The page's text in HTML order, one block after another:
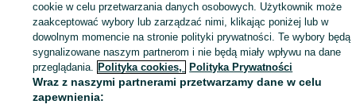
KATEGORIA
ID:821802490 Wyświetlenia:
Zadzwoń / SMS
cookie w celu przetwarzania danych osobowych. Użytkownik może
zaakceptować wybory lub zarządzać nimi, klikając poniżej lub w
dowolnym momencie na stronie polityki prywatności. Te wybory będą
sygnalizowane naszym partnerom i nie będą miały wpływu na dane
przeglądania. Polityka cookies, Polityka Prywatności
Wraz z naszymi partnerami przetwarzamy dane w celu
zapewnienia: